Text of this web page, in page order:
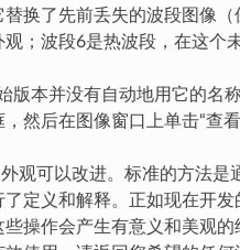
替换了先前丢失的波段图像
；波段6是热波段，在这个
版本并没有自动地用它的名
然后在图像窗口上单击“查
观可以改进。标准的方法是
定义和解释。正如现在开发
操作会产生有意义和美观的